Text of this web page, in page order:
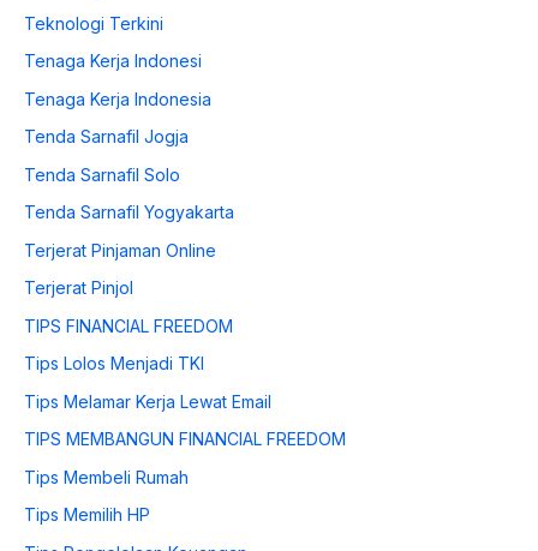
Teknologi Terkini
Tenaga Kerja Indonesi
Tenaga Kerja Indonesia
Tenda Sarnafil Jogja
Tenda Sarnafil Solo
Tenda Sarnafil Yogyakarta
Terjerat Pinjaman Online
Terjerat Pinjol
TIPS FINANCIAL FREEDOM
Tips Lolos Menjadi TKI
Tips Melamar Kerja Lewat Email
TIPS MEMBANGUN FINANCIAL FREEDOM
Tips Membeli Rumah
Tips Memilih HP